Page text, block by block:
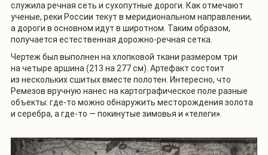
служила речная сеть и сухопутные дороги. Как отмечают
ученые, реки России текут в меридиональном направлении,
а дороги в основном идут в широтном. Таким образом,
получается естественная дорожно-речная сетка.
Чертеж был выполнен на хлопковой ткани размером три
на четыре аршина (213 на 277 см). Артефакт состоит
из нескольких сшитых вместе полотен. Интересно, что
Ремезов вручную нанес на картографическое поле разные
объекты: где-то можно обнаружить месторождения золота
и серебра, а где-то — покинутые зимовья и «телеги».